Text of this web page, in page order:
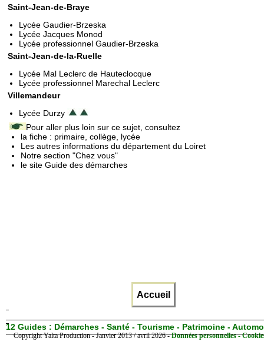
Saint-Jean-de-Braye
Lycée Gaudier-Brzeska
Lycée Jacques Monod
Lycée professionnel Gaudier-Brzeska
Saint-Jean-de-la-Ruelle
Lycée Mal Leclerc de Hauteclocque
Lycée professionnel Marechal Leclerc
Villemandeur
Lycée Durzy
Pour aller plus loin sur ce sujet, consultez
la fiche : primaire, collège, lycée
Les autres informations du département du Loiret
Notre section "Chez vous"
le site Guide des démarches
Accueil
12 Guides : Démarches - Santé - Tourisme - Patrimoine -
Copyright Yalta Production - Janvier 2013 / avril 2026 -Données personnelles -